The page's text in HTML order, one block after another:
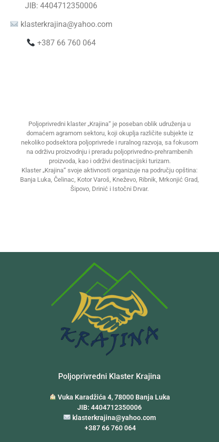
JIB: 4404712350006
klasterkrajina@yahoo.com
+387 66 760 064
Poljoprivredni klaster „Krajina“ je poseban oblik udruženja u
domaćem agrarnom sektoru, koji okuplja različite subjekte iz
nekoliko podsektora poljoprivrede i ruralnog razvoja, sa fokusom
na održivu proizvodnju i preradu poljoprivredno-prehrambenih
proizvoda, kao i održivi destinacijski turizam.
Klaster „Krajina“ svoje aktivnosti organizuje na području opština:
Banja Luka, Čelinac, Kotor Varoš, Kneževo, Ribnik, Mrkonjić Grad,
Šipovo, Drinić i Istočni Drvar.
Poljoprivredni Klaster Krajina
Vuka Karadžića 4, 78000 Banja Luka
JIB: 4404712350006
klasterkrajina@yahoo.com
+387 66 760 064